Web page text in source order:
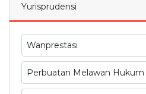
Yurisprudensi
Wanprestasi
Perbuatan Melawan Hukum